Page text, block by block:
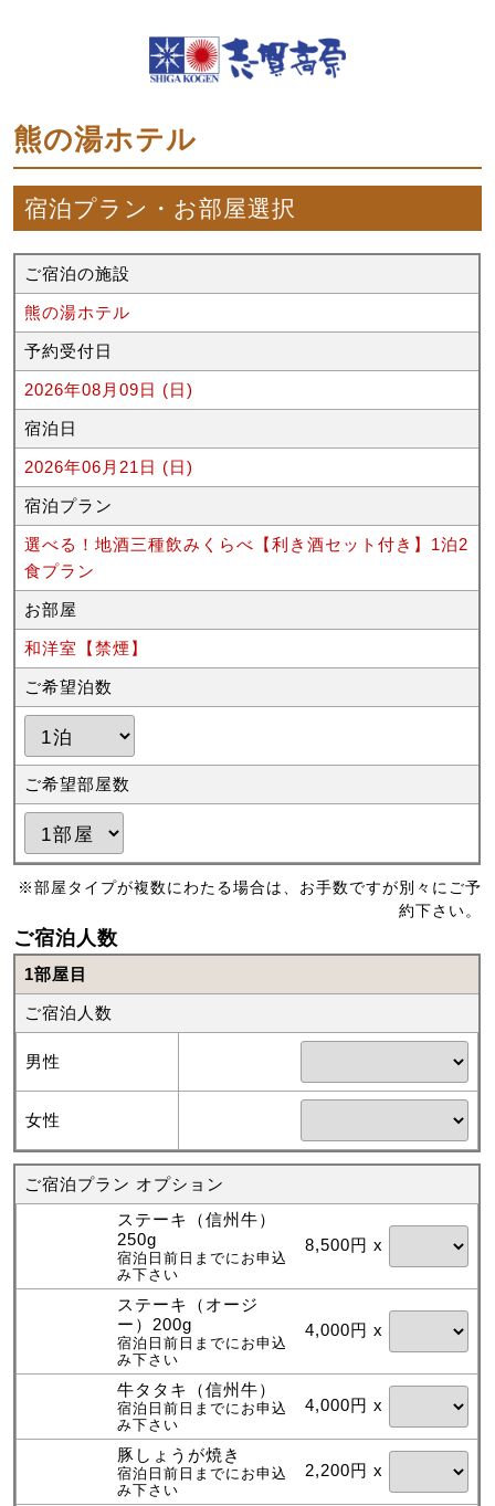
熊の湯ホテル
宿泊プラン・お部屋選択
ご宿泊の施設
熊の湯ホテル
予約受付日
2026年08月09日 (日)
宿泊日
2026年06月21日 (日)
宿泊プラン
選べる！地酒三種飲みくらべ【利き酒セット付き】1泊2
食プラン
お部屋
和洋室【禁煙】
ご希望泊数
ご希望部屋数
※部屋タイプが複数にわたる場合は、お手数ですが別々にご予
約下さい。
ご宿泊人数
1部屋目
ご宿泊人数
男性
女性
ご宿泊プラン オプション
ステーキ（信州牛）
250g
宿泊日前日までにお申込
み下さい
8,500円 x
ステーキ（オージ
ー）200g
宿泊日前日までにお申込
み下さい
4,000円 x
牛タタキ（信州牛）
宿泊日前日までにお申込
み下さい
4,000円 x
豚しょうが焼き
宿泊日前日までにお申込
み下さい
2,200円 x